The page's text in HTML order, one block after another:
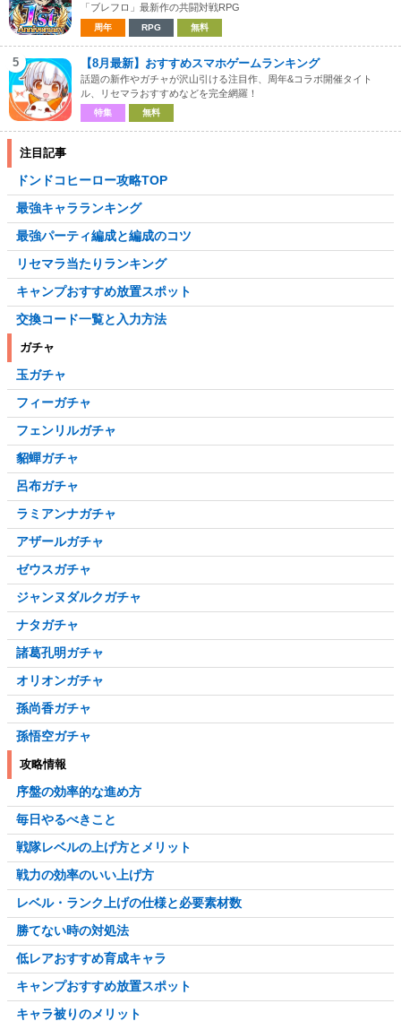
「ブレフロ」最新作の共闘対戦RPG
周年 RPG 無料
5 【8月最新】おすすめスマホゲームランキング
話題の新作やガチャが沢山引ける注目作、周年&コラボ開催タイト
ル、リセマラおすすめなどを完全網羅！
特集 無料
注目記事
ドンドコヒーロー攻略TOP
最強キャラランキング
最強パーティ編成と編成のコツ
リセマラ当たりランキング
キャンプおすすめ放置スポット
交換コード一覧と入力方法
ガチャ
玉ガチャ
フィーガチャ
フェンリルガチャ
貂蟬ガチャ
呂布ガチャ
ラミアンナガチャ
アザールガチャ
ゼウスガチャ
ジャンヌダルクガチャ
ナタガチャ
諸葛孔明ガチャ
オリオンガチャ
孫尚香ガチャ
孫悟空ガチャ
攻略情報
序盤の効率的な進め方
毎日やるべきこと
戦隊レベルの上げ方とメリット
戦力の効率のいい上げ方
レベル・ランク上げの仕様と必要素材数
勝てない時の対処法
低レアおすすめ育成キャラ
キャンプおすすめ放置スポット
キャラ被りのメリット